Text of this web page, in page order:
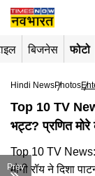
बिजनेस फोटो
Hindi NewsPhotos
Top 10 TV
भट्ट? प्रणित
Top 10 TV News:
मौनी रॉय ने दिशा
Prev